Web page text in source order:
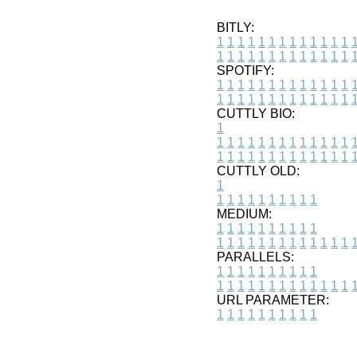
BITLY:
1 1 1 1 1 1 1 1 1 1 1 1 1 1
1 1 1 1 1 1 1 1 1 1 1 1 1 1
SPOTIFY:
1 1 1 1 1 1 1 1 1 1 1 1 1 1
1 1 1 1 1 1 1 1 1 1 1 1 1 1
CUTTLY BIO:
1
1 1 1 1 1 1 1 1 1 1 1 1 1 1
1 1 1 1 1 1 1 1 1 1 1 1 1 1
CUTTLY OLD:
1
1 1 1 1 1 1 1 1 1 1
MEDIUM:
1 1 1 1 1 1 1 1 1 1
1 1 1 1 1 1 1 1 1 1 1 1 1 1
PARALLELS:
1 1 1 1 1 1 1 1 1 1
1 1 1 1 1 1 1 1 1 1 1 1 1 1
URL PARAMETER:
1 1 1 1 1 1 1 1 1 1